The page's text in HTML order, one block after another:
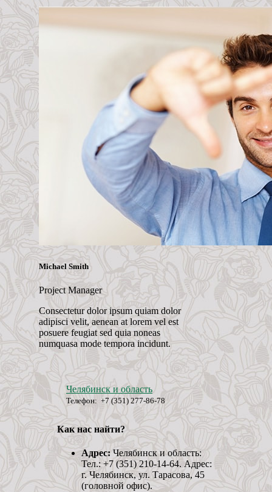
Michael Smith
Project Manager
Consectetur dolor ipsum quiam dolor
adipisci velit, aenean at lorem vel est
posuere feugiat sed quia noneas
numquasa mode tempora incidunt.
Челябинск и область
Телефон: +7 (351) 277-86-78
Как нас найти?
Адрес: Челябинск и область:
Тел.: +7 (351) 210-14-64. Адрес:
г. Челябинск, ул. Тарасова, 45
(головной офис).